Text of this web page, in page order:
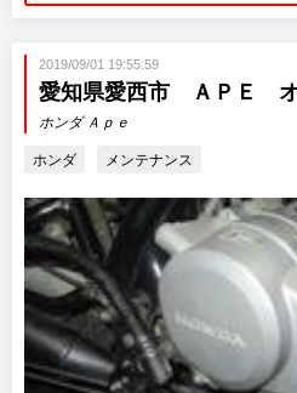
2019/09/01 19:55:59
愛知県愛西市 ＡＰＥ
ホンダ Ａｐｅ
ホンダ メンテナンス